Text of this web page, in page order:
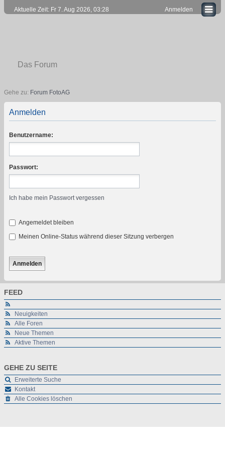
Anmelden
Aktuelle Zeit: Fr 7. Aug 2026, 03:28
Das Forum
Gehe zu: Forum FotoAG
Anmelden
Benutzername:
Passwort:
Ich habe mein Passwort vergessen
Angemeldet bleiben
Meinen Online-Status während dieser Sitzung verbergen
FEED
Neuigkeiten
Alle Foren
Neue Themen
Aktive Themen
GEHE ZU SEITE
Erweiterte Suche
Kontakt
Alle Cookies löschen